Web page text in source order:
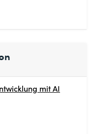
mit AI